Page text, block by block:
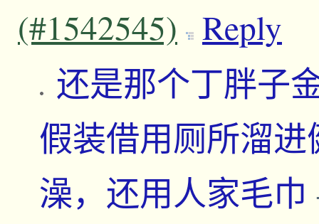
(#1542545) Reply
还是那个丁胖子
假装借用厕所溜
澡，还用人家毛巾